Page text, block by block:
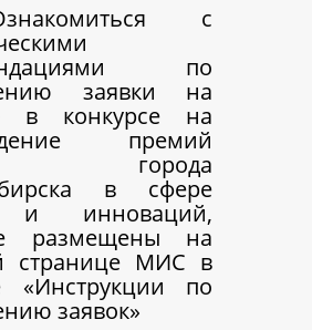
с
по
заявки на
в конкурсе на
премий
города
в сфере
и инноваций,
размещены на
странице МИС в
«Инструкции по
заявок»